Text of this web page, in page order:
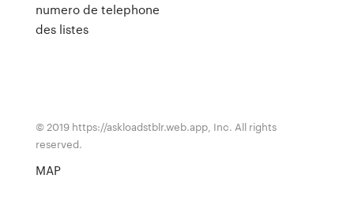
numero de telephone
des listes
© 2019 https://askloadstblr.web.app, Inc. All rights
reserved.
MAP